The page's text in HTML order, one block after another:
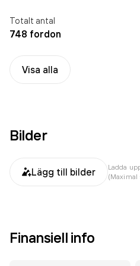
Totalt antal
748 fordon
Visa alla
Bilder
Lägg till bilder
Ladda
Finansiell info